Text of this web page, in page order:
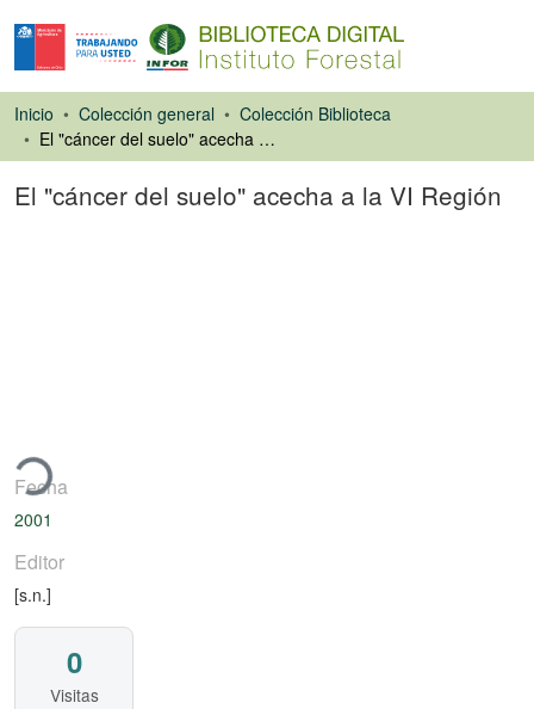
Inicio Colección general
Colección Biblioteca
El "cáncer del suelo" acecha a la VI Región
El "cáncer del suelo" acecha a la VI Región
Fecha
2001
Editor
[s.n.]
0
Visitas